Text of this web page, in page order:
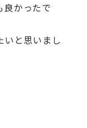
良かったで
いと思いまし